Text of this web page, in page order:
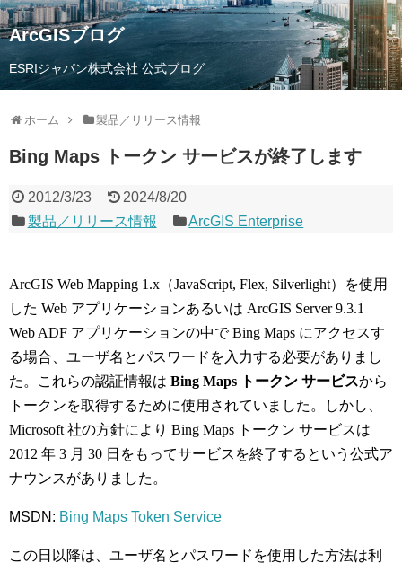
ArcGISブログ
ESRIジャパン株式会社 公式ブログ
ホーム 製品／リリース情報
Bing Maps トークン サービスが終了します
2012/3/23
2024/8/20
製品／リリース情報
ArcGIS Enterprise
ArcGIS Web Mapping 1.x（JavaScript, Flex, Silverlight）を使用
した Web アプリケーションあるいは ArcGIS Server 9.3.1
Web ADF アプリケーションの中で Bing Maps にアクセスす
る場合、ユーザ名とパスワードを入力する必要がありまし
た。これらの認証情報は Bing Maps トークン サービスから
トークンを取得するために使用されていました。しかし、
Microsoft 社の方針により Bing Maps トークン サービスは
2012 年 3 月 30 日をもってサービスを終了するという公式ア
ナウンスがありました。
MSDN: Bing Maps Token Service
この日以降は、ユーザ名とパスワードを使用した方法は利